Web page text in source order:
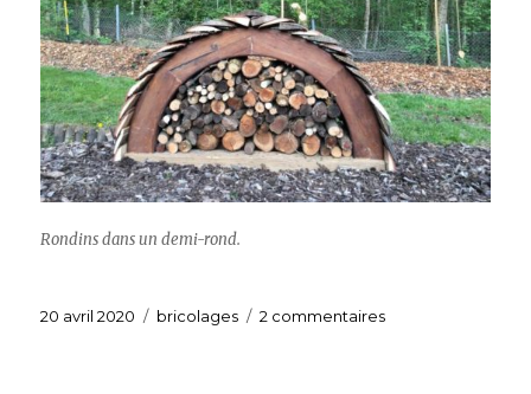
Rondins dans un demi-rond.
Publié
20 avril 2020 Catégories
bricolages 2 commentaires